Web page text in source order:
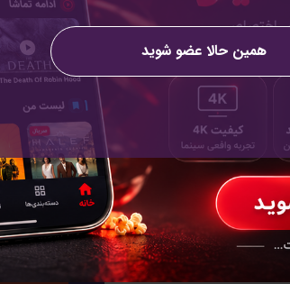
همین حالا عضو شوید
17 years of
automation on
عضویت
عضویت